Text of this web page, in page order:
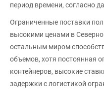
период времени, согласно
Ограниченные поставки
высокими ценами в
остальным миром
объемов, хотя постоянная
контейнеров, высокие
задержки с логистикой